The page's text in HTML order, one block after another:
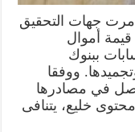
جهات التحقيق
قيمة أموال
ببنوك
ووفقا
في مصادرها
خليع، يتنافى